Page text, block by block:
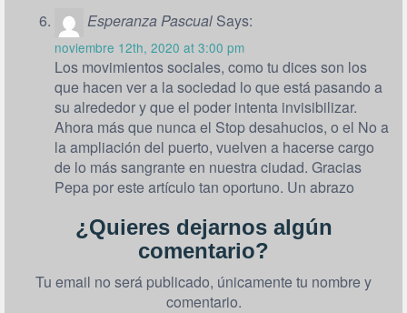
Esperanza Pascual Says:
noviembre 12th, 2020 at 3:00 pm
Los movimientos sociales, como tu dices son los
que hacen ver a la sociedad lo que está pasando a
su alrededor y que el poder intenta invisibilizar.
Ahora más que nunca el Stop desahucios, o el No a
la ampliación del puerto, vuelven a hacerse cargo
de lo más sangrante en nuestra ciudad. Gracias
Pepa por este artículo tan oportuno. Un abrazo
¿Quieres dejarnos algún
comentario?
Tu email no será publicado, únicamente tu nombre y
comentario.